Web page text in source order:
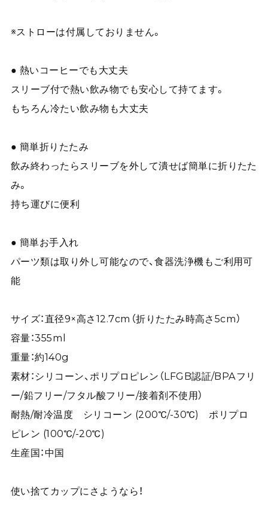
※ストローは付属しておりません。
● 熱いコーヒーでも大丈夫
スリーブ付で熱い飲み物でも安心して持てます。
もちろん冷たい飲み物も大丈夫
● 簡単折りたたみ
飲み終わったらスリーブを外して潰せば簡単に折りたた
み。
持ち運びに便利
● 簡単お手入れ
パーツ類は取り外し可能なので、食器洗浄機もご利用可
能
サイズ：直径9×高さ12.7cm（折りたたみ時高さ5cm）
容量：355ml
重量：約140g
素材：シリコーン、ポリプロピレン（LFGB認証/BPAフリ
ー/鉛フリー/フタル酸フリー/接着剤不使用）
耐熱/耐冷温度 シリコーン (200℃/-30℃) ポリプロ
ピレン (100℃/-20℃)
生産国：中国
使い捨てカップにさようなら！